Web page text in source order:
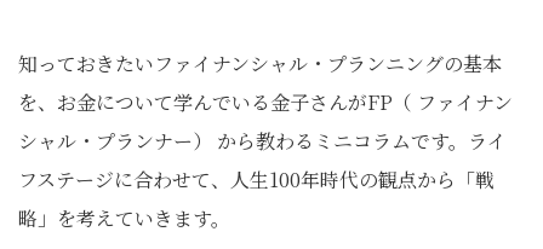
知っておきたいファイナンシャル・プランニングの基本
を、お金について学んでいる金子さんがFP（ ファイナン
シャル・プランナー） から教わるミニコラムです。ライ
フステージに合わせて、人生100年時代の観点から「戦
略」を考えていきます。